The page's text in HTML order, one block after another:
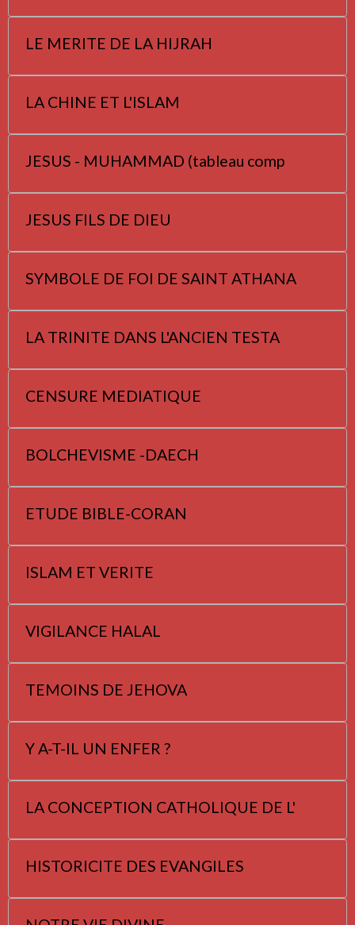
LE MERITE DE LA HIJRAH
LA CHINE ET L'ISLAM
JESUS - MUHAMMAD (tableau comp
JESUS FILS DE DIEU
SYMBOLE DE FOI DE SAINT ATHANA
LA TRINITE DANS L'ANCIEN TESTA
CENSURE MEDIATIQUE
BOLCHEVISME -DAECH
ETUDE BIBLE-CORAN
ISLAM ET VERITE
VIGILANCE HALAL
TEMOINS DE JEHOVA
Y A-T-IL UN ENFER ?
LA CONCEPTION CATHOLIQUE DE L'
HISTORICITE DES EVANGILES